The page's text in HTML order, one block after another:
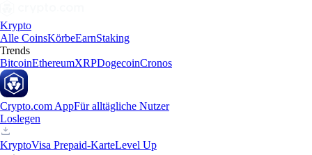
Krypto
Alle CoinsKörbeEarnStaking
Trends
BitcoinEthereumXRPDogecoinCronos
Crypto.com AppFür alltägliche Nutzer
Loslegen
KryptoVisa Prepaid-KarteLevel Up